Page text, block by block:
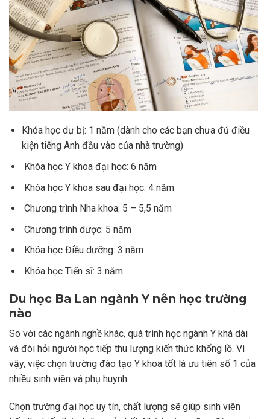
Khóa học dự bị: 1 năm (dành cho các bạn chưa đủ điều
kiện tiếng Anh đầu vào của nhà trường)
Khóa học Y khoa đại học: 6 năm
Khóa học Y khoa sau đại học: 4 năm
Chương trình Nha khoa: 5 – 5,5 năm
Chương trình dược: 5 năm
Khóa học Điều dưỡng: 3 năm
Khóa học Tiến sĩ: 3 năm
Du học Ba Lan ngành Y nên học trường
nào
So với các ngành nghề khác, quá trình học ngành Y khá dài
và đòi hỏi người học tiếp thu lượng kiến thức khổng lồ. Vì
vậy, việc chọn trường đào tạo Y khoa tốt là ưu tiên số 1 của
nhiều sinh viên và phụ huynh.
Chọn trường đại học uy tín, chất lượng sẽ giúp sinh viên